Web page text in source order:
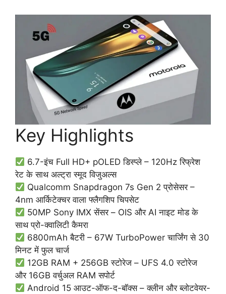
Key Highlights
6.7-इंच Full HD+ pOLED डिस्प्ले – 120Hz रिफ्रेश
रेट के साथ अल्ट्रा स्मूद विजुअल्स
Qualcomm Snapdragon 7s Gen 2 प्रोसेसर –
4nm आर्किटेक्चर वाला फ्लैगशिप चिपसेट
50MP Sony IMX सेंसर – OIS और AI नाइट मोड के
साथ प्रो-क्वालिटी कैमरा
6800mAh बैटरी – 67W TurboPower चार्जिंग से 30
मिनट में फुल चार्ज
12GB RAM + 256GB स्टोरेज – UFS 4.0 स्टोरेज
और 16GB वर्चुअल RAM सपोर्ट
Android 15 आउट-ऑफ-द-बॉक्स – क्लीन और ब्लोटवेयर-